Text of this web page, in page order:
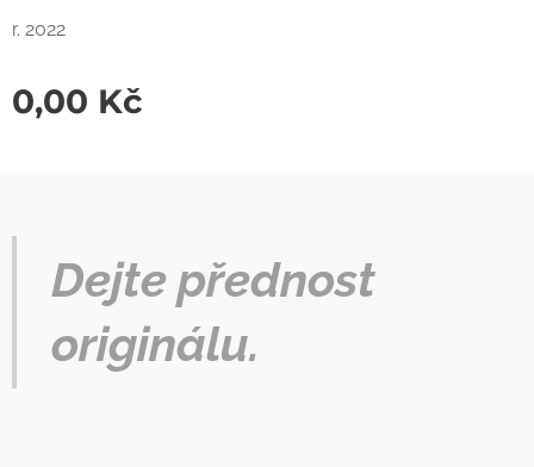
r. 2022
0,00 Kč
Dejte přednost
originálu.